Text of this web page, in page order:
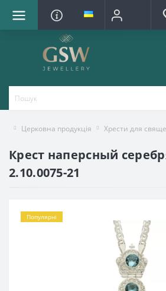
Церковна продукція Хрести для
Крест наперсный
2.10.0075-21
Популярні